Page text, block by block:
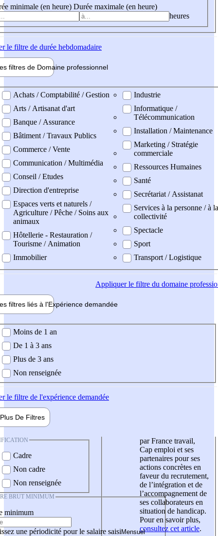
minimale (en heure) Durée maximale (en heure)
heures
le filtre de durée hebdomadaire
filtres de Domaine professionnel
professionel
Achats / Comptabilité / Gestion
Arts / Artisanat d'art
Banque / Assurance
Bâtiment / Travaux Publics
Commerce / Vente
Communication / Multimédia
Conseil / Etudes
Direction d'entreprise
Espaces verts et naturels /
Agriculture / Pêche / Soins aux
animaux
Hôtellerie - Restauration /
Tourisme / Animation
Immobilier
Industrie
Informatique /
Télécommunication
Installation / Maintenance
Marketing / Stratégie
commerciale
Ressources Humaines
Santé
Secrétariat / Assistanat
Services à la personne / à la
collectivité
Spectacle
Sport
Transport / Logistique
Appliquerle filtre du domaine
filtres liés à l'Expérience demandée
demandée
Moins de 1 an
De 1 à 3 ans
Plus de 3 ans
Non renseignée
le filtre de l'expérience demandée
Plus De Filtres
Cadre
Non cadre
Non renseignée
BRUT MINIMUM
minimum
une périodicité pour le salaire saisi
par France travail,
Cap emploi et ses
partenaires pour ses
actions concrètes en
faveur du recrutement,
de l’intégration et de
l’accompagnement de
ses collaborateurs en
situation de handicap.
Pour en savoir plus,
consultez cet article.